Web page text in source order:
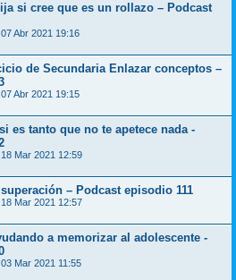
si cree que es un rollazo – Podcast
07 Abr 2021 19:16
de Secundaria Enlazar conceptos –
07 Abr 2021 19:15
es tanto que no te apetece nada -
18 Mar 2021 12:59
– Podcast episodio 111
18 Mar 2021 12:57
a memorizar al adolescente -
03 Mar 2021 11:55